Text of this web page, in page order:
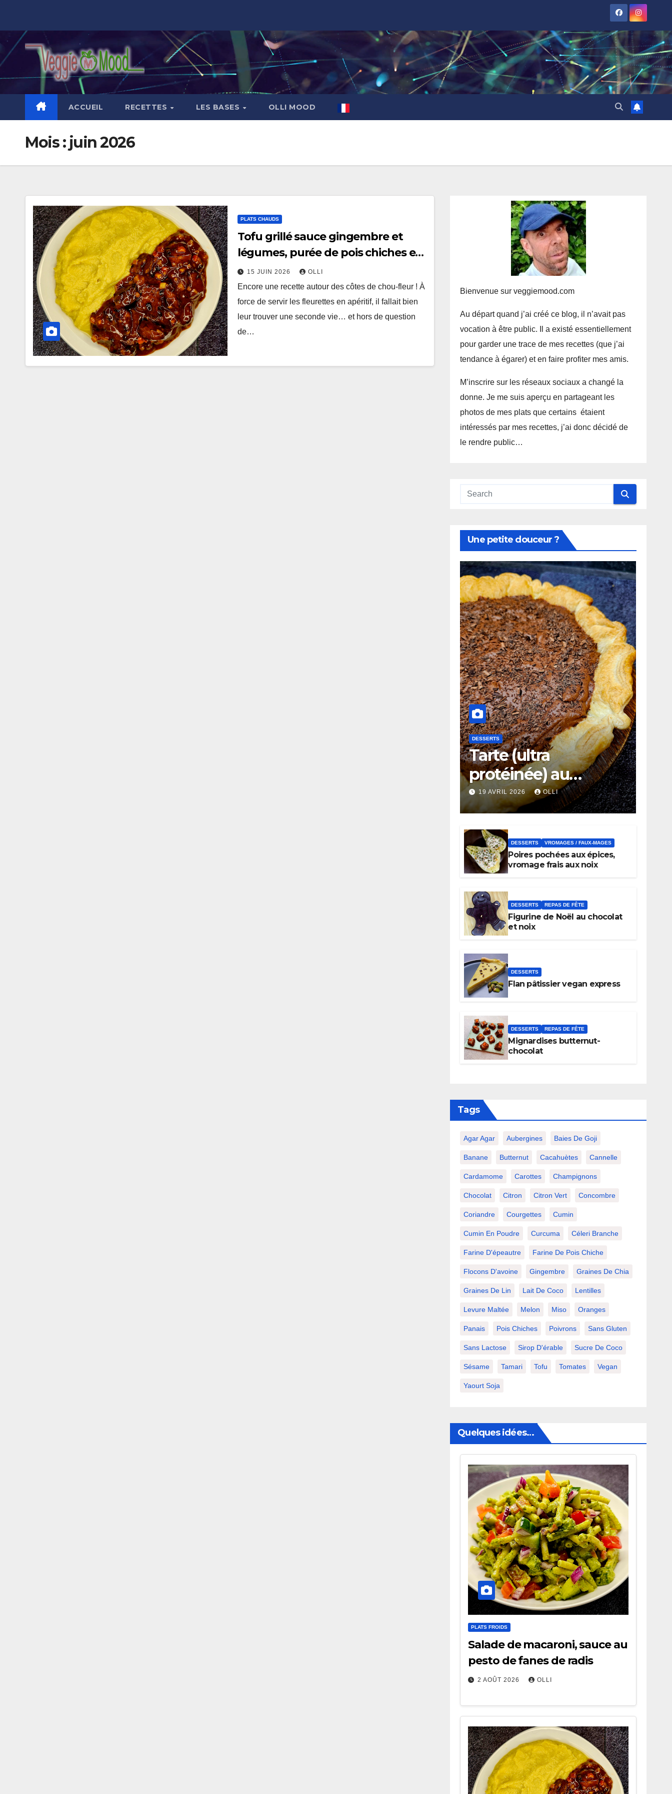
content
ACCUEIL RECETTES LES BASES OLLI MOOD
Mois : juin 2026
PLATS CHAUDS
Tofu grillé sauce gingembre et
légumes, purée de pois chiches et
côtes de chou-fleur au miso
15 JUIN 2026 OLLI
Encore une recette autour des côtes de chou-fleur ! À
force de servir les fleurettes en apéritif, il fallait bien
leur trouver une seconde vie… et hors de question
de…
Bienvenue sur veggiemood.com
Au départ quand j’ai créé ce blog, il n’avait pas
vocation à être public. Il a existé essentiellement
pour garder une trace de mes recettes (que j’ai
tendance à égarer) et en faire profiter mes amis.
M’inscrire sur les réseaux sociaux a changé la
donne. Je me suis aperçu en partageant les
photos de mes plats que certains étaient
intéressés par mes recettes, j’ai donc décidé de
le rendre public…
Une petite douceur ?
DESSERTS
Tarte (ultra
protéinée) au
chocolat noir
19 AVRIL 2026 OLLI
DESSERTS VROMAGES / FAUX-MAGES
Poires pochées aux épices,
vromage frais aux noix
DESSERTS REPAS DE FÊTE
Figurine de Noël au chocolat
et noix
DESSERTS
Flan pâtissier vegan express
DESSERTS REPAS DE FÊTE
Mignardises butternut-
chocolat
Tags
Agar Agar Aubergines Baies De Goji
Banane Butternut Cacahuètes Cannelle
Cardamome Carottes Champignons
Chocolat Citron Citron Vert Concombre
Coriandre Courgettes Cumin
Cumin En Poudre Curcuma Céleri Branche
Farine D'épeautre Farine De Pois Chiche
Flocons D'avoine Gingembre Graines De Chia
Graines De Lin Lait De Coco Lentilles
Levure Maltée Melon Miso Oranges
Panais Pois Chiches Poivrons Sans Gluten
Sans Lactose Sirop D'érable Sucre De Coco
Sésame Tamari Tofu Tomates Vegan
Yaourt Soja
Quelques idées…
PLATS FROIDS
Salade de macaroni, sauce au
pesto de fanes de radis
2 AOÛT 2026 OLLI